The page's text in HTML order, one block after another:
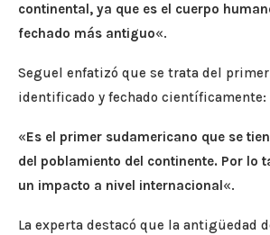
continental, ya que es el cuerpo
fechado más antiguo«.
Seguel enfatizó que se trata del
identificado y fechado científicamente:
«Es el primer sudamericano que se
del poblamiento del continente. Por lo
un impacto a nivel internacional«.
La experta destacó que la antigüedad